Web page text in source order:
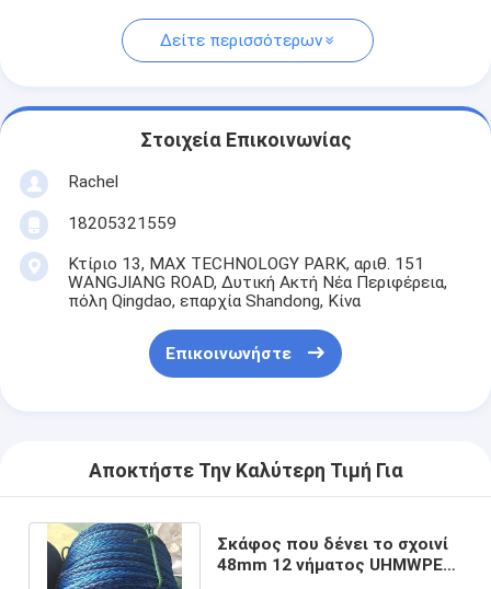
Δείτε περισσότερων
Στοιχεία Επικοινωνίας
Rachel
18205321559
Κτίριο 13, MAX TECHNOLOGY PARK, αριθ. 151
WANGJIANG ROAD, Δυτική Ακτή Νέα Περιφέρεια,
πόλη Qingdao, επαρχία Shandong, Κίνα
Επικοινωνήστε
Αποκτήστε Την Καλύτερη Τιμή Για
Σκάφος που δένει το σχοινί
48mm 12 νήματος UHMWPE